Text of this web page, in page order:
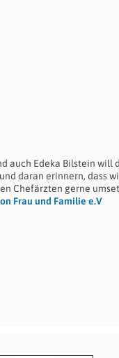
auch Edeka Bilstein will
daran erinnern, dass
Chefärzten gerne
Frau und Familie e.V